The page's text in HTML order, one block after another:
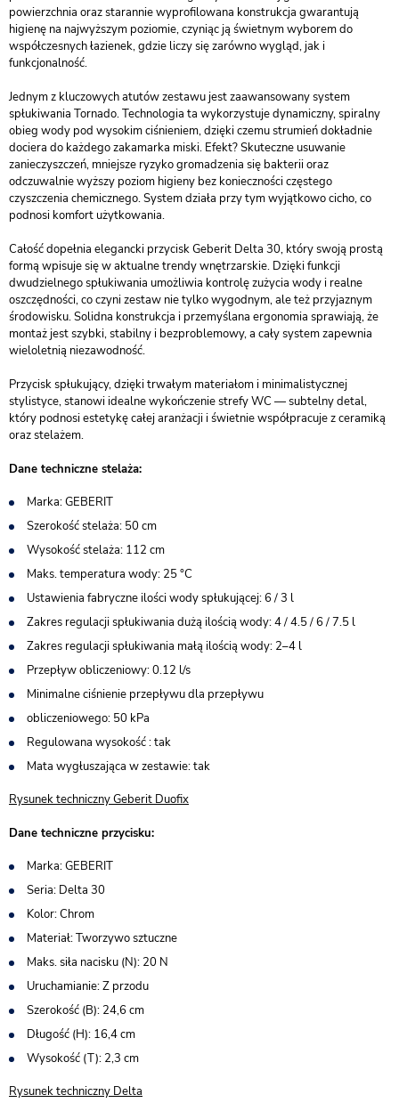
powierzchnia oraz starannie wyprofilowana konstrukcja gwarantują
higienę na najwyższym poziomie, czyniąc ją świetnym wyborem do
współczesnych łazienek, gdzie liczy się zarówno wygląd, jak i
funkcjonalność.
Jednym z kluczowych atutów zestawu jest zaawansowany system
spłukiwania Tornado. Technologia ta wykorzystuje dynamiczny, spiralny
obieg wody pod wysokim ciśnieniem, dzięki czemu strumień dokładnie
dociera do każdego zakamarka miski. Efekt? Skuteczne usuwanie
zanieczyszczeń, mniejsze ryzyko gromadzenia się bakterii oraz
odczuwalnie wyższy poziom higieny bez konieczności częstego
czyszczenia chemicznego. System działa przy tym wyjątkowo cicho, co
podnosi komfort użytkowania.
Całość dopełnia elegancki przycisk Geberit Delta 30, który swoją prostą
formą wpisuje się w aktualne trendy wnętrzarskie. Dzięki funkcji
dwudzielnego spłukiwania umożliwia kontrolę zużycia wody i realne
oszczędności, co czyni zestaw nie tylko wygodnym, ale też przyjaznym
środowisku. Solidna konstrukcja i przemyślana ergonomia sprawiają, że
montaż jest szybki, stabilny i bezproblemowy, a cały system zapewnia
wieloletnią niezawodność.
Przycisk spłukujący, dzięki trwałym materiałom i minimalistycznej
stylistyce, stanowi idealne wykończenie strefy WC — subtelny detal,
który podnosi estetykę całej aranżacji i świetnie współpracuje z ceramiką
oraz stelażem.
Dane techniczne stelaża:
Marka: GEBERIT
Szerokość stelaża: 50 cm
Wysokość stelaża: 112 cm
Maks. temperatura wody: 25 °C
Ustawienia fabryczne ilości wody spłukującej: 6 / 3 l
Zakres regulacji spłukiwania dużą ilością wody: 4 / 4.5 / 6 / 7.5 l
Zakres regulacji spłukiwania małą ilością wody: 2–4 l
Przepływ obliczeniowy: 0.12 l/s
Minimalne ciśnienie przepływu dla przepływu
obliczeniowego: 50 kPa
Regulowana wysokość : tak
Mata wygłuszająca w zestawie: tak
Rysunek techniczny Geberit Duofix
Dane techniczne przycisku:
Marka: GEBERIT
Seria: Delta 30
Kolor: Chrom
Materiał: Tworzywo sztuczne
Maks. siła nacisku (N): 20 N
Uruchamianie: Z przodu
Szerokość (B): 24,6 cm
Długość (H): 16,4 cm
Wysokość (T): 2,3 cm
Rysunek techniczny Delta